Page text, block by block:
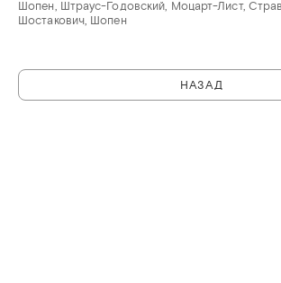
Шопен, Штраус-Годовский, Моцарт-Лист,
Шостакович, Шопен
НАЗАД